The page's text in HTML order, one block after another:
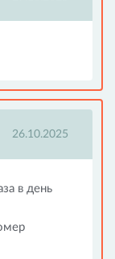
26.10.2025
в день